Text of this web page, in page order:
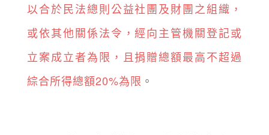
以合於民法總則公益社團及財團之組織，
或依其他關係法令，經向主管機關登記或
立案成立者為限，且捐贈總額最高不超過
綜合所得總額20%為限 。